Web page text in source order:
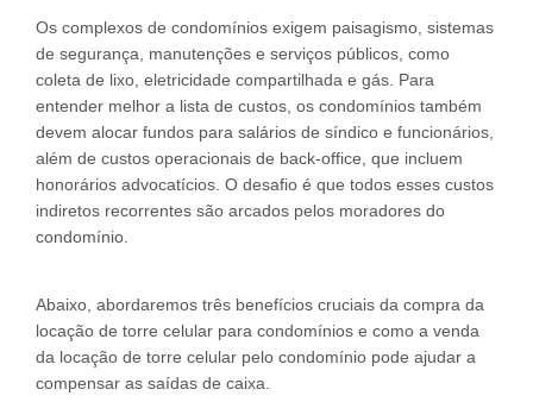
Os complexos de condomínios exigem paisagismo, sistemas
de segurança, manutenções e serviços públicos, como
coleta de lixo, eletricidade compartilhada e gás. Para
entender melhor a lista de custos, os condomínios também
devem alocar fundos para salários de síndico e funcionários,
além de custos operacionais de back-office, que incluem
honorários advocatícios. O desafio é que todos esses custos
indiretos recorrentes são arcados pelos moradores do
condomínio.
Abaixo, abordaremos três benefícios cruciais da compra da
locação de torre celular para condomínios e como a venda
da locação de torre celular pelo condomínio pode ajudar a
compensar as saídas de caixa.